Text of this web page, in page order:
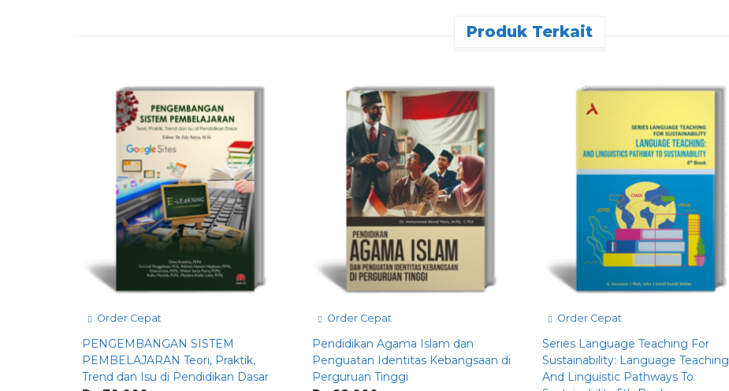
Produk Terkait
Order Cepat
PENGEMBANGAN SISTEM
PEMBELAJARAN Teori, Praktik,
Trend dan Isu di Pendidikan Dasar
Order Cepat
Pendidikan Agama Islam dan
Penguatan Identitas Kebangsaan di
Perguruan Tinggi
Order Cepat
Series Language Teaching For
Sustainability: Language Teaching
And Linguistic Pathways To